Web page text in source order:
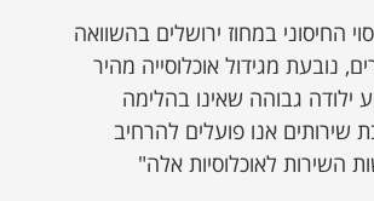
החיסוני במחוז ירושלים בהשוואה
נובעת מגידול אוכלוסייה מהיר
ילודה גבוהה שאינו בהלימה
שירותים אנו פועלים להרחיב
השירות לאוכלוסיות אלה"